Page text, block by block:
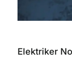
Elektriker